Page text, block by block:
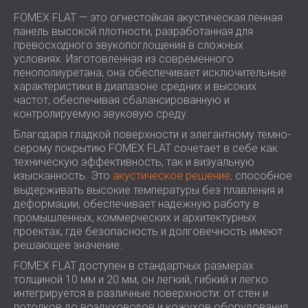
ЗВУКОИЗОЛЯЦИЯ И АКУСТИКА ДЛЯ
ЗАЛЫ
ЗВУКОИЗОЛЯЦИЯ И АКУСТИЧЕСКИЕ
РЕШЕНИЯ ДЛЯ ТОРГОВЫХ
ПОМЕЩЕНИЙ
ЗВУКОИЗОЛЯЦИЯ И АКУСТИКА ДЛЯ
ОБРАЗОВАТЕЛЬНЫХ УЧРЕЖДЕНИЙ
SOUND INSULATION AND ACOUSTICS
FOR HEALTH CARE FACILITIES
ЗВУКОИЗОЛЯЦИОННЫЕ И
АКУСТИЧЕСКИЕ РЕШЕНИЯ ДЛЯ
АУДИОЛОГИЧЕСКОЙ ОТРАСЛИ
ЗВУКОИЗОЛЯЦИОННЫЕ И
АКУСТИЧЕСКИЕ РЕШЕНИЯ ДЛЯ
ЦЕНТРОВ ОБРАБОТКИ ДАННЫХ
ROMÂNIA (RO)
POLAND (PL)
FINLAND (FI)
USA (US)
SOUTH AFRICA (ZA)
FOMEX FLAT — это огнестойкая акустическая пенная
панель высокой плотности, разработанная для
превосходного звукопоглощения в сложных
условиях. Изготовленная из современного
пенополиуретана, она обеспечивает исключительные
характеристики в диапазоне средних и высоких
частот, обеспечивая сбалансированную и
контролируемую звуковую среду.
Благодаря гладкой поверхности и элегантному темно-
серому покрытию FOMEX FLAT сочетает в себе как
техническую эффективность, так и визуальную
изысканность. Это акустическое решение, способное
выдерживать высокие температуры без плавления и
деформации, обеспечивает надежную работу в
промышленных, коммерческих и архитектурных
проектах, где безопасность и долговечность имеют
решающее значение.
FOMEX FLAT доступен в стандартных размерах
толщиной 10 мм и 20 мм, он легкий, гибкий и легко
интегрируется в различные поверхности: от стен и